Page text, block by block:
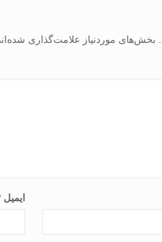
بخش‌های موردنیاز علامت‌گذاری
ایمیل